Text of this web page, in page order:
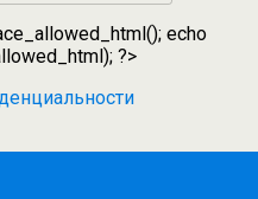
echo
?>